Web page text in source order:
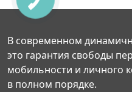
В современном
это гарантия свободы
мобильности и личного
в полном порядке.